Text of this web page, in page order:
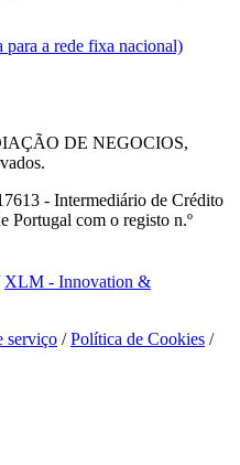
a rede fixa nacional)
DE NEGOCIOS,
- Intermediário de Crédito
Portugal com o registo n.º
XLM - Innovation &
serviço /Política de Cookies /